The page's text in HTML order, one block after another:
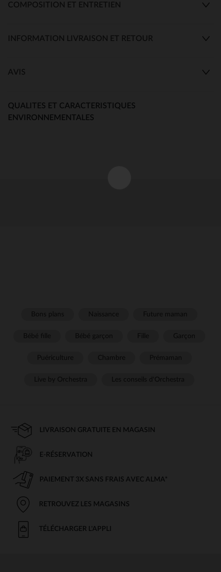
COMPOSITION ET ENTRETIEN
INFORMATION LIVRAISON ET RETOUR
AVIS
QUALITES ET CARACTERISTIQUES
ENVIRONNEMENTALES
LIVRAISON GRATUITE EN MAGASIN
E-RÉSERVATION
PAIEMENT 3X SANS FRAIS AVEC ALMA*
RETROUVEZ LES MAGASINS
TÉLÉCHARGER L'APPLI